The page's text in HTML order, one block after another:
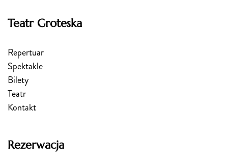
Teatr Groteska
Repertuar
Spektakle
Bilety
Teatr
Kontakt
Rezerwacja